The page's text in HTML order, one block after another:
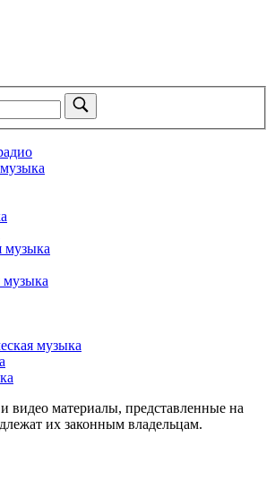
музыка
музыка
музыка
видео материалы, представленные на
их законным владельцам.